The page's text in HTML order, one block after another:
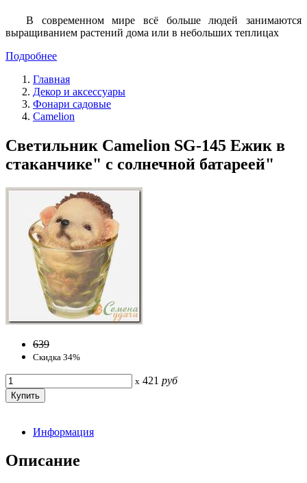
В современном мире всё больше людей занимаются
выращиванием растений дома или в небольших теплицах
Подробнее
Главная
Декор и аксессуары
Фонари садовые
Camelion
Светильник Camelion SG-145 Ежик в
стаканчике" с солнечной батареей"
639
Скидка 34%
x 421 руб
Информация
Описание